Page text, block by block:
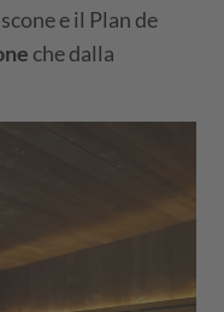
e il Plan de
che dalla